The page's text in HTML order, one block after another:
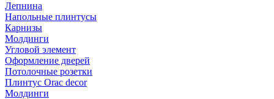
Лепнина
Напольные плинтусы
Карнизы
Молдинги
Угловой элемент
Оформление дверей
Потолочные розетки
Плинтус Orac decor
Молдинги